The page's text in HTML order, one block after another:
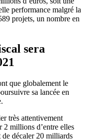
performance malgré la
projets, un nombre en
sera
que globalement le
sa lancée en
très attentivement
2 millions d’entre elles
de décaler 20 milliards